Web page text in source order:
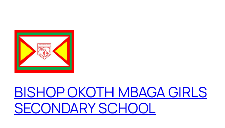
BISHOP OKOTH MBAGA GIRLS
SECONDARY SCHOOL